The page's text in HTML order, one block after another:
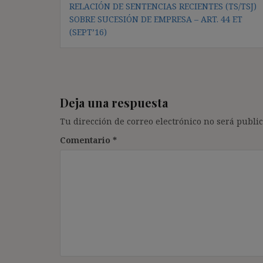
de
entradas
RELACIÓN DE SENTENCIAS RECIENTES (TS/TSJ)
SOBRE SUCESIÓN DE EMPRESA – ART. 44 ET
(SEPT’16)
Deja una respuesta
Tu dirección de correo electrónico no será
Comentario *